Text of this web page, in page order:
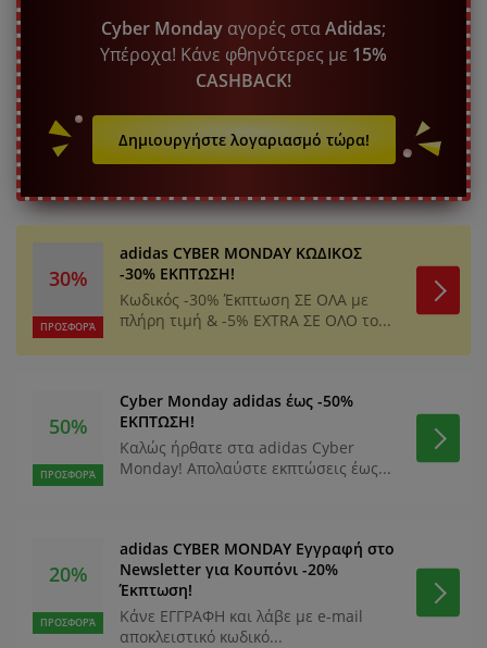
Cyber Monday αγορές σταAdidas;
Υπέροχα! Κάνε φθηνότερες με 15%
CASHBACK!
Δημιουργήστε λογαριασμό τώρα!
30%
ΠΡΟΣΦΟΡΆ
adidas CYBER MONDAY ΚΩΔΙΚΟΣ
-30% ΕΚΠΤΩΣΗ!
Κωδικός -30% Έκπτωση ΣΕ ΟΛΑ με
πλήρη τιμή & -5% EXTRA ΣΕ ΟΛΟ το...
50%
ΠΡΟΣΦΟΡΆ
Cyber Monday adidas έως -50%
ΕΚΠΤΩΣΗ!
Καλώς ήρθατε στα adidas Cyber
Monday! Απολαύστε εκπτώσεις έως...
20%
ΠΡΟΣΦΟΡΆ
adidas CYBER MONDAY Εγγραφή στο
Newsletter για Κουπόνι -20%
Έκπτωση!
Κάνε ΕΓΓΡΑΦΗ και λάβε με e-mail
αποκλειστικό κωδικό...